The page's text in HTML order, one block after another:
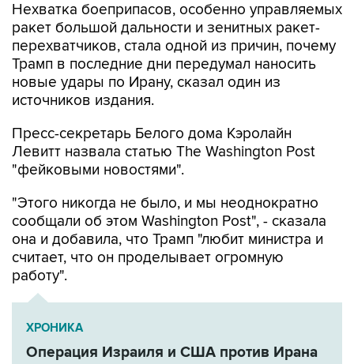
Нехватка боеприпасов, особенно управляемых
ракет большой дальности и зенитных ракет-
перехватчиков, стала одной из причин, почему
Трамп в последние дни передумал наносить
новые удары по Ирану, сказал один из
источников издания.
Пресс-секретарь Белого дома Кэролайн
Левитт назвала статью The Washington Post
"фейковыми новостями".
"Этого никогда не было, и мы неоднократно
сообщали об этом Washington Post", - сказала
она и добавила, что Трамп "любит министра и
считает, что он проделывает огромную
работу".
ХРОНИКА
Операция Израиля и США против Ирана